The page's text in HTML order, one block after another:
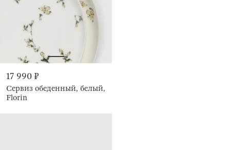
17 990 ₽
Сервиз обеденный, белый,
Florin